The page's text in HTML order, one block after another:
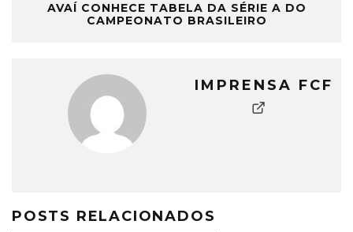
AVAÍ CONHECE TABELA DA SÉRIE A DO
CAMPEONATO BRASILEIRO
IMPRENSA FCF
POSTS RELACIONADOS